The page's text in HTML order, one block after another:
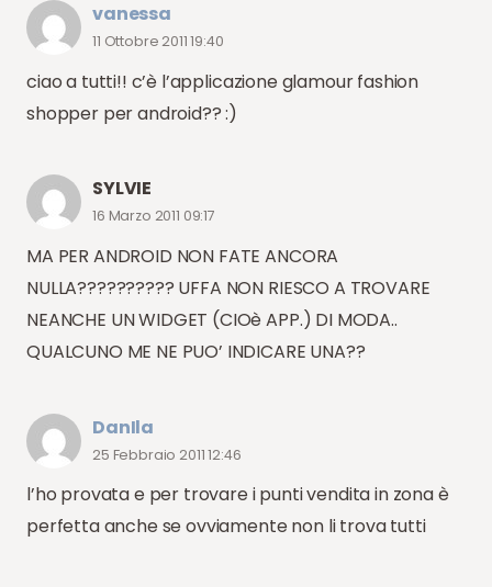
vanessa
11 Ottobre 2011 19:40
ciao a tutti!! c’è l’applicazione glamour fashion
shopper per android?? :)
SYLVIE
16 Marzo 2011 09:17
MA PER ANDROID NON FATE ANCORA
NULLA?????????? UFFA NON RIESCO A TROVARE
NEANCHE UN WIDGET (CIOè APP.) DI MODA..
QUALCUNO ME NE PUO’ INDICARE UNA??
DanIla
25 Febbraio 2011 12:46
l’ho provata e per trovare i punti vendita in zona è
perfetta anche se ovviamente non li trova tutti